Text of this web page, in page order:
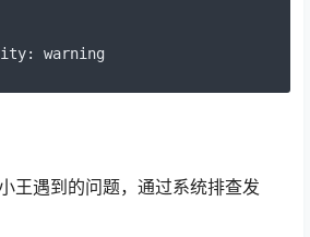
: warning
王遇到的问题，通过系统排查发